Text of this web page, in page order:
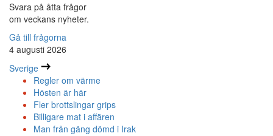
Svara på åtta frågor
om veckans nyheter.
Gå till frågorna
4 augusti 2026
Sverige
Regler om värme
Hösten är här
Fler brottslingar grips
Billigare mat i affären
Man från gäng dömd i Irak